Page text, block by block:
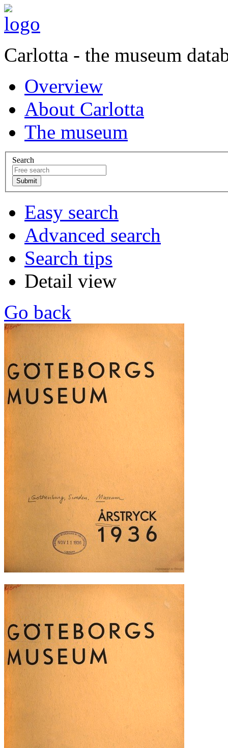
Carlotta - the museum
Overview
About Carlotta
The museum
Search
Easy search
Advanced search
Search tips
Detail view
Go back